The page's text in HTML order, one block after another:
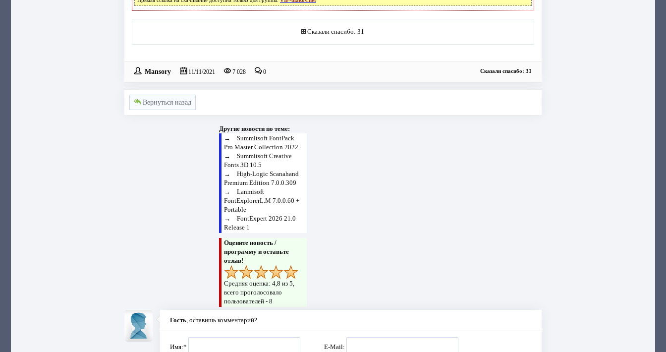
Сказали спасибо: 31
Mansory 11/11/2021 7 028 0 Сказали спасибо: 31
Вернуться назад
Другие новости по теме:
→ Summitsoft FontPack
Pro Master Collection 2022
→ Summitsoft Creative
Fonts 3D 10.5
→ High-Logic Scanahand
Premium Edition 7.0.0.309
→ Lanmisoft
FontExplorerL.M 7.0.0.60 +
Portable
→ FontExpert 2026 21.0
Release 1
Оцените новость /
программу и оставьте
отзыв!
Средняя оценка: 4,8 из 5,
всего проголосовало
пользователей - 8
Гость, оставишь комментарий?
Имя:* E-Mail: